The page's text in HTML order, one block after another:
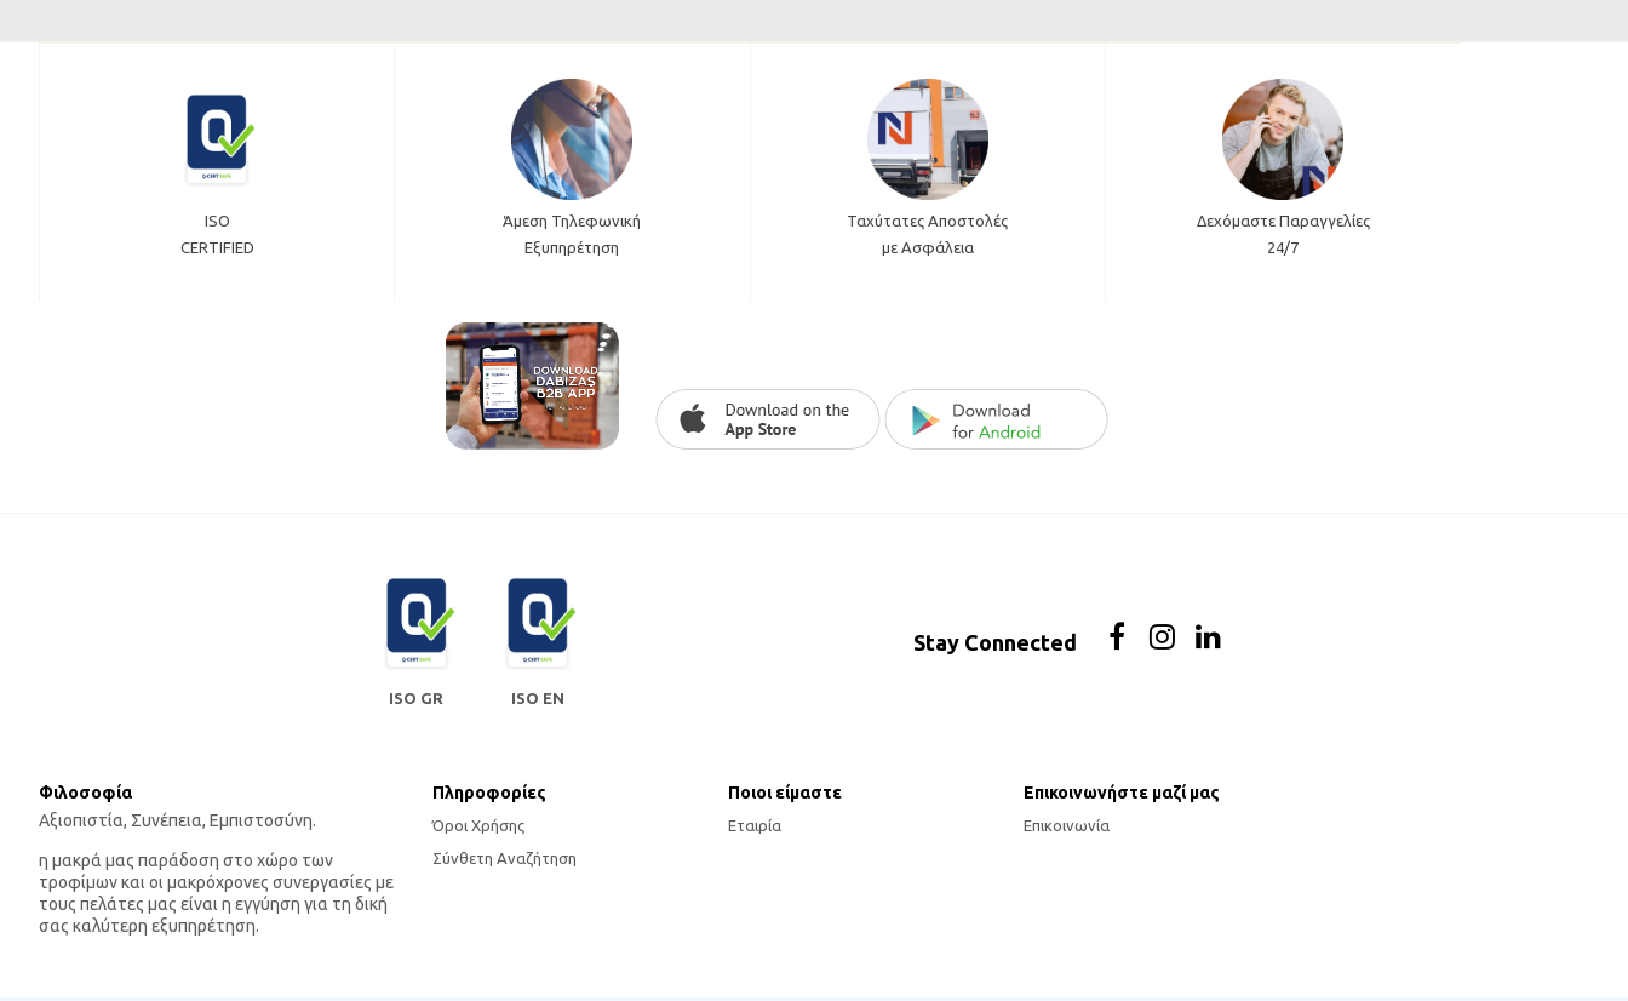
ISO
CERTIFIED
Άμεση Τηλεφωνική
Εξυπηρέτηση
Ταχύτατες Αποστολές
με Ασφάλεια
Δεχόμαστε Παραγγελίες
24/7
ISO GR ISO EN
Stay Connected
Φιλοσοφία
Αξιοπιστία, Συνέπεια, Εμπιστοσύνη.
η μακρά μας παράδοση στο χώρο των
τροφίμων και οι μακρόχρονες συνεργασίες με
τους πελάτες μας είναι η εγγύηση για τη δική
σας καλύτερη εξυπηρέτηση.
Πληροφορίες
Όροι Χρήσης
Σύνθετη Αναζήτηση
Ποιοι είμαστε
Εταιρία
Επικοινωνήστε μαζί μας
Επικοινωνία